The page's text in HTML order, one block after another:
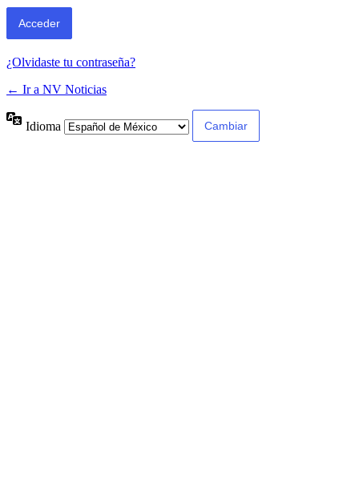
¿Olvidaste tu contraseña?
← Ir a NV Noticias
Idioma